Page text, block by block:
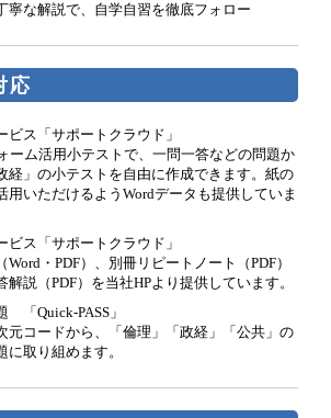
寧な解説で、自学自習を徹底フォロー
応
ビス「サポートクラウド」
ーム活用小テストで、一問一答などの問題か
経」の小テストを自由に作成できます。紙の
用いただけるようWordデータも提供していま
ビス「サポートクラウド」
・PDF）、別冊リピートノート（PDF）
解説（PDF）を当社HPより提供しています。
「Quick-PASS」
元コードから、「倫理」「政経」「公共」の
取り組めます。